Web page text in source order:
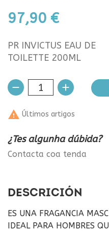
97,90 €
PR INVICTUS EAU DE
TOILETTE 200ML
 Últimos artigos
¿Tes algunha dúbida?
Contacta coa tenda
DESCRICIÓN
ES UNA FRAGANCIA
IDEAL PARA HOMBRES